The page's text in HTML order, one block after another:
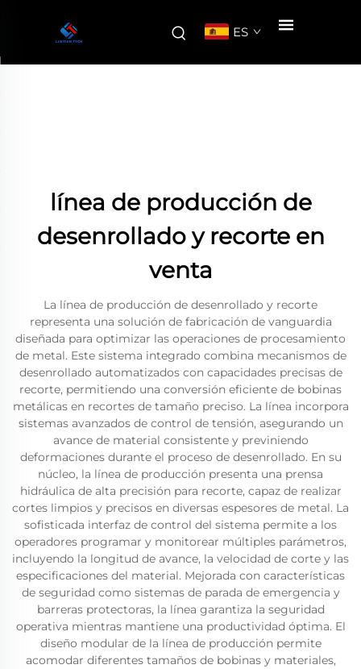
ES
línea de producción de
desenrollado y recorte en
venta
La línea de producción de desenrollado y recorte
representa una solución de fabricación de vanguardia
diseñada para optimizar las operaciones de procesamiento
de metal. Este sistema integrado combina mecanismos de
desenrollado automatizados con capacidades precisas de
recorte, permitiendo una conversión eficiente de bobinas
metálicas en recortes de tamaño preciso. La línea incorpora
sistemas avanzados de control de tensión, asegurando un
avance de material consistente y previniendo
deformaciones durante el proceso de desenrollado. En su
núcleo, la línea de producción presenta una prensa
hidráulica de alta precisión para recorte, capaz de realizar
cortes limpios y precisos en diversas espesores de metal. La
sofisticada interfaz de control del sistema permite a los
operadores programar y monitorear múltiples parámetros,
incluyendo la longitud de avance, la velocidad de corte y las
especificaciones del material. Mejorada con características
de seguridad como sistemas de parada de emergencia y
barreras protectoras, la línea garantiza la seguridad
operativa mientras mantiene una productividad óptima. El
diseño modular de la línea de producción permite
acomodar diferentes tamaños de bobinas y materiales,